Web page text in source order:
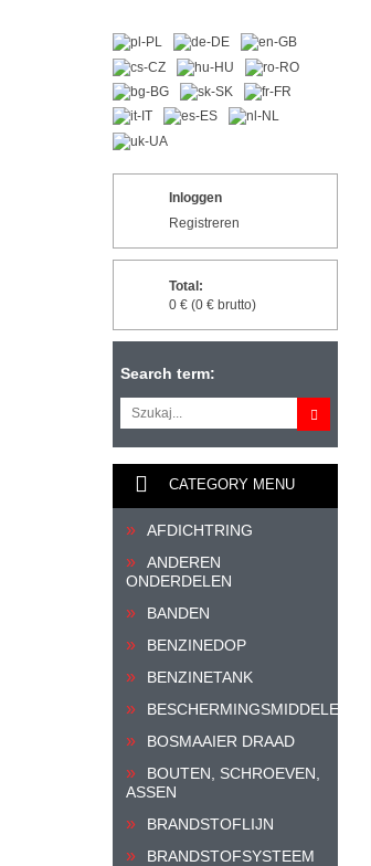
Inloggen
Registreren
Total:
0 € (0 € brutto)
Search term:
CATEGORY MENU
AFDICHTRING
ANDEREN
ONDERDELEN
BANDEN
BENZINEDOP
BENZINETANK
BESCHERMINGSMIDDELEN
BOSMAAIER DRAAD
BOUTEN, SCHROEVEN,
ASSEN
BRANDSTOFLIJN
BRANDSTOFSYSTEEM